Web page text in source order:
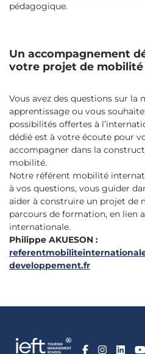
pédagogique.
Un accompagnement
votre projet de mobilité
Vous avez des questions sur
apprentissage ou vous
possibilités offertes à
dédié est à votre écoute pour
accompagner dans la
mobilité.
Notre référent mobilité
à vos questions, vous guider
aider à construire un projet de
parcours de formation, en lien
internationale.
Philippe AKUESON :
developpement.fr